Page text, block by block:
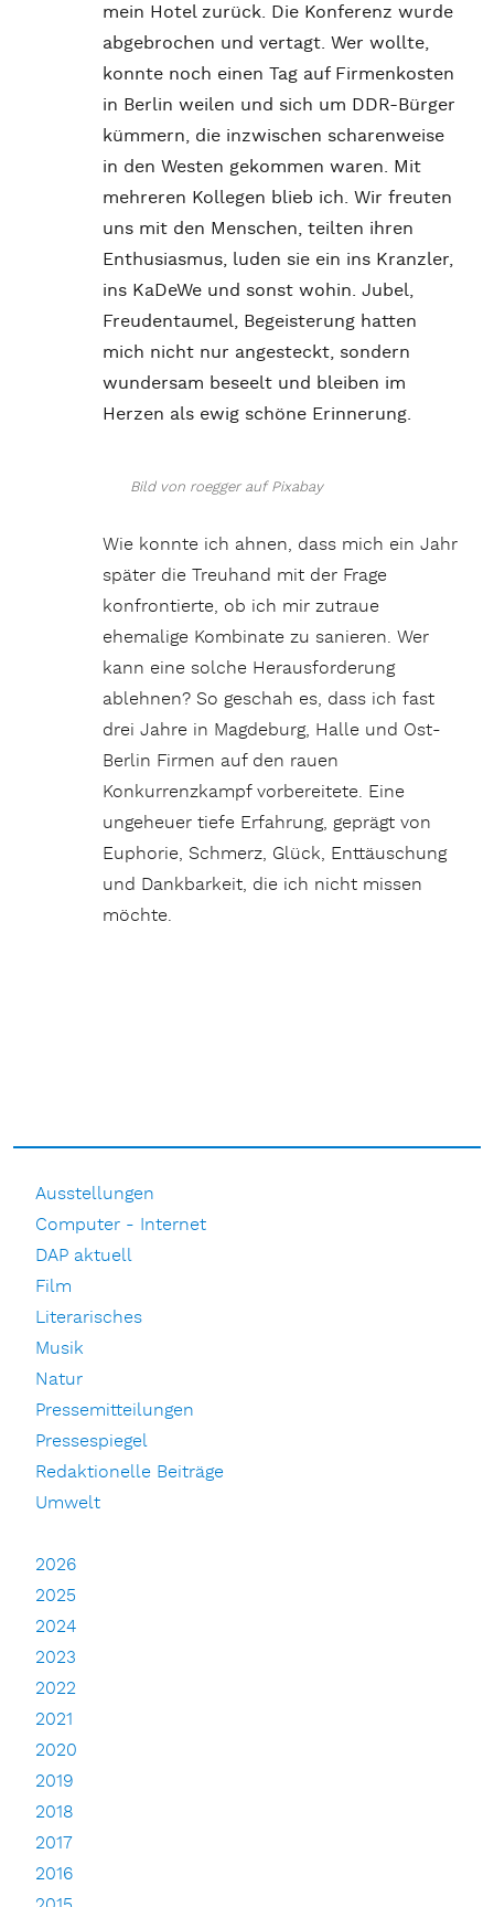
mein Hotel zurück. Die Konferenz wurde
abgebrochen und vertagt. Wer wollte,
konnte noch einen Tag auf Firmenkosten
in Berlin weilen und sich um DDR-Bürger
kümmern, die inzwischen scharenweise
in den Westen gekommen waren. Mit
mehreren Kollegen blieb ich. Wir freuten
uns mit den Menschen, teilten ihren
Enthusiasmus, luden sie ein ins Kranzler,
ins KaDeWe und sonst wohin. Jubel,
Freudentaumel, Begeisterung hatten
mich nicht nur angesteckt, sondern
wundersam beseelt und bleiben im
Herzen als ewig schöne Erinnerung.
Bild von roegger auf Pixabay
Wie konnte ich ahnen, dass mich ein Jahr
später die Treuhand mit der Frage
konfrontierte, ob ich mir zutraue
ehemalige Kombinate zu sanieren. Wer
kann eine solche Herausforderung
ablehnen? So geschah es, dass ich fast
drei Jahre in Magdeburg, Halle und Ost-
Berlin Firmen auf den rauen
Konkurrenzkampf vorbereitete. Eine
ungeheuer tiefe Erfahrung, geprägt von
Euphorie, Schmerz, Glück, Enttäuschung
und Dankbarkeit, die ich nicht missen
möchte.
Ausstellungen
Computer - Internet
DAP aktuell
Film
Literarisches
Musik
Natur
Pressemitteilungen
Pressespiegel
Redaktionelle Beiträge
Umwelt
2026
2025
2024
2023
2022
2021
2020
2019
2018
2017
2016